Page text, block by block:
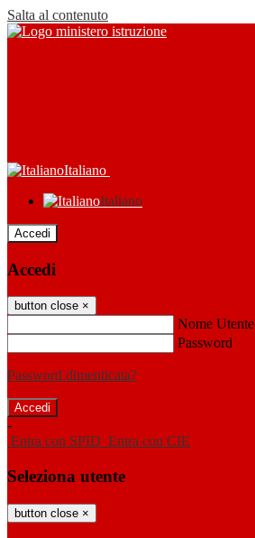
Salta al contenuto
Italiano
Italiano
Accedi
Accedi
button close ×
Nome Utente
Password
Password dimenticata?
-
Entra con SPID Entra con CIE
Seleziona utente
button close ×